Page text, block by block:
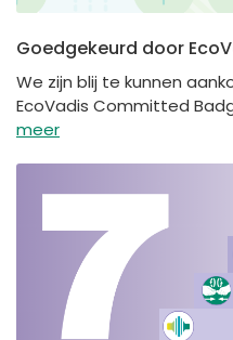
Goedgekeurd door
We zijn blij te kunnen
EcoVadis Committed
meer